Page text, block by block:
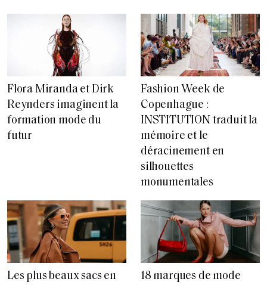
Flora Miranda et Dirk
Reynders imaginent la
formation mode du
futur
Fashion Week de
Copenhague :
INSTITUTION traduit la
mémoire et le
déracinement en
silhouettes
monumentales
Les plus beaux sacs en
18 marques de mode